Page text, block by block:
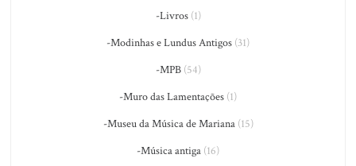
-Livros(1)
-Modinhas e Lundus Antigos (31)
-MPB(54)
-Muro das Lamentações (1)
-Museu da Música de Mariana(15)
-Música antiga (16)